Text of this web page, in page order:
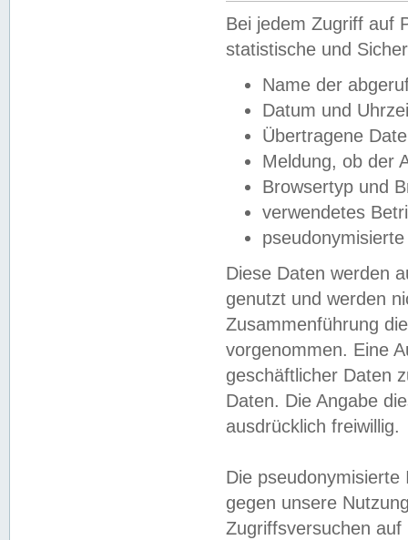
Bei jedem Zugriff auf
statistische und
Name der
Datum und
Übertragene
Meldung, ob der
Browsertyp und
verwendetes
Diese Daten werden
genutzt und werden
Zusammenführung
vorgenommen. Eine
geschäftlicher Daten
Daten. Die Angabe
ausdrücklich freiwillig.
Die
gegen unsere
Zugriffsversuchen